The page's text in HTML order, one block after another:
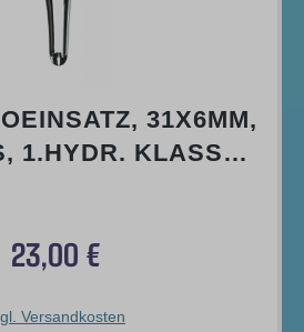
31X6MM,
1.HYDR. KLASSE,
Regulärer Preis:
23,00 €
Versandkosten